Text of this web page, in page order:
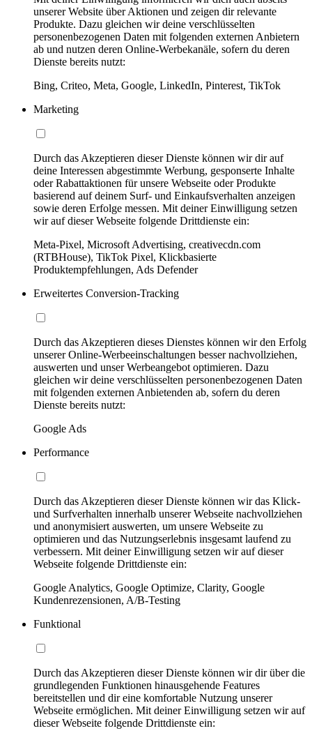
unserer Website über Aktionen und zeigen dir relevante
Produkte. Dazu gleichen wir deine verschlüsselten
personenbezogenen Daten mit folgenden externen Anbietern
ab und nutzen deren Online-Werbekanäle, sofern du deren
Dienste bereits nutzt:
Bing, Criteo, Meta, Google, LinkedIn, Pinterest, TikTok
Marketing
Durch das Akzeptieren dieser Dienste können wir dir auf
deine Interessen abgestimmte Werbung, gesponserte Inhalte
oder Rabattaktionen für unsere Webseite oder Produkte
basierend auf deinem Surf- und Einkaufsverhalten anzeigen
sowie deren Erfolge messen. Mit deiner Einwilligung setzen
wir auf dieser Webseite folgende Drittdienste ein:
Meta-Pixel, Microsoft Advertising, creativecdn.com
(RTBHouse), TikTok Pixel, Klickbasierte
Produktempfehlungen, Ads Defender
Erweitertes Conversion-Tracking
Durch das Akzeptieren dieses Dienstes können wir den Erfolg
unserer Online-Werbeeinschaltungen besser nachvollziehen,
auswerten und unser Werbeangebot optimieren. Dazu
gleichen wir deine verschlüsselten personenbezogenen Daten
mit folgenden externen Anbietenden ab, sofern du deren
Dienste bereits nutzt:
Google Ads
Performance
Durch das Akzeptieren dieser Dienste können wir das Klick-
und Surfverhalten innerhalb unserer Webseite nachvollziehen
und anonymisiert auswerten, um unsere Webseite zu
optimieren und das Nutzungserlebnis insgesamt laufend zu
verbessern. Mit deiner Einwilligung setzen wir auf dieser
Webseite folgende Drittdienste ein:
Google Analytics, Google Optimize, Clarity, Google
Kundenrezensionen, A/B-Testing
Funktional
Durch das Akzeptieren dieser Dienste können wir dir über die
grundlegenden Funktionen hinausgehende Features
bereitstellen und dir eine komfortable Nutzung unserer
Webseite ermöglichen. Mit deiner Einwilligung setzen wir auf
dieser Webseite folgende Drittdienste ein: